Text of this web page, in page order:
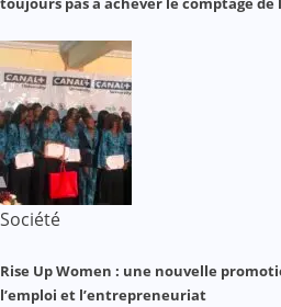
Société
Rise Up Women : une nouvelle
l’emploi et l’entrepreneuriat